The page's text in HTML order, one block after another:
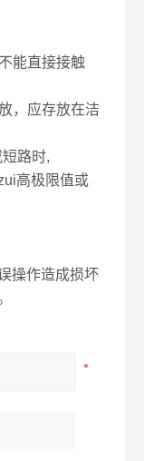
能直接接触
，应存放在洁
路时,
高极限值或
操作造成损坏